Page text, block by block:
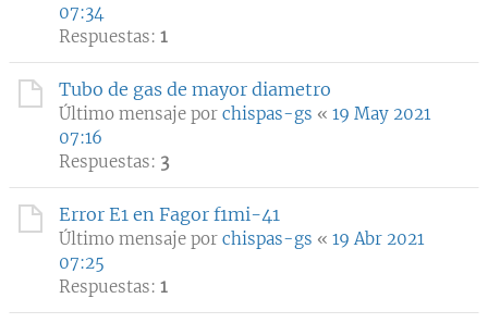
07:34
Respuestas: 1
Tubo de gas de mayor diametro
Último mensaje por chispas-gs « 19 May 2021
07:16
Respuestas: 3
Error E1 en Fagor f1mi-41
Último mensaje por chispas-gs « 19 Abr 2021
07:25
Respuestas: 1